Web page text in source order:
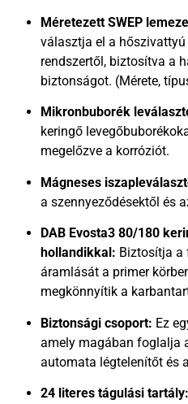
Méretezett SWEP
választja el a
rendszertől, biztosítva a
biztonságot. (Mérete,
Mikronbuborék
keringő
megelőzve a korróziót.
Mágneses
a szennyeződésektől és
DAB Evosta3 80/180
hollandikkal: Biztosítja a
áramlását a primer
megkönnyítik a
Biztonsági csoport: Ez
amely magában foglalja
automata légtelenítőt és
24 literes tágulási tartály: